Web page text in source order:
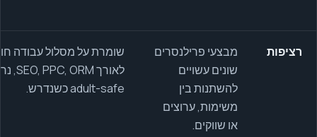
רציפות
מבצעי פרילנסרים
שונים עשויים
להשתנות בין
משימות, ערוצים
או שווקים.
שומרת על מסלול עבודה
adult-safe כשנדרש.